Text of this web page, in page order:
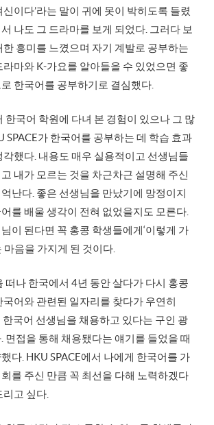
신이다’라는 말이 귀에 못이 박히도록 들렸
나도 그 드라마를 보게 되었다. 그러다 보
한 흥미를 느꼈으며 자기 계발로 공부하는
라마와 K-가요를 알아들을 수 있었으면 좋
한국어를 공부하기로 결심했다.
한국어 학원에 다녀 본 경험이 있으나 그 많
SPACE가 한국어를 공부하는 데 학습 효과
각했다. 내용도 매우 실용적이고 선생님들
내가 모르는 것을 차근차근 설명해 주신
난다. 좋은 선생님을 만났기에 망정이지
를 배울 생각이 전혀 없었을지도 모른다.
이 된다면 꼭 홍콩 학생들에게‘이렇게 가
마음을 가지게 된 것이다.
떠나 한국에서 4년 동안 살다가 다시 홍콩
국어와 관련된 일자리를 찾다가 우연히
한국어 선생님을 채용하고 있다는 구인 광
면접을 통해 채용됐다는 얘기를 들었을 때
다. HKU SPACE에서 나에게 한국어를 가
를 주신 만큼 꼭 최선을 다해 노력하겠다
고 싶다.